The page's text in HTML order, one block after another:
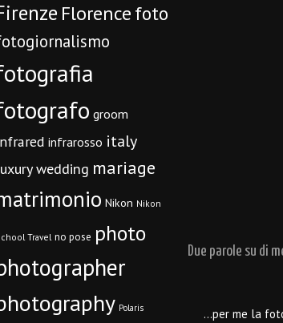
Florencefoto
groom
infrarosso italy
wedding mariage
Nikon Nikon
Travel no pose photo
Polaris
Due parole su di
…per me la